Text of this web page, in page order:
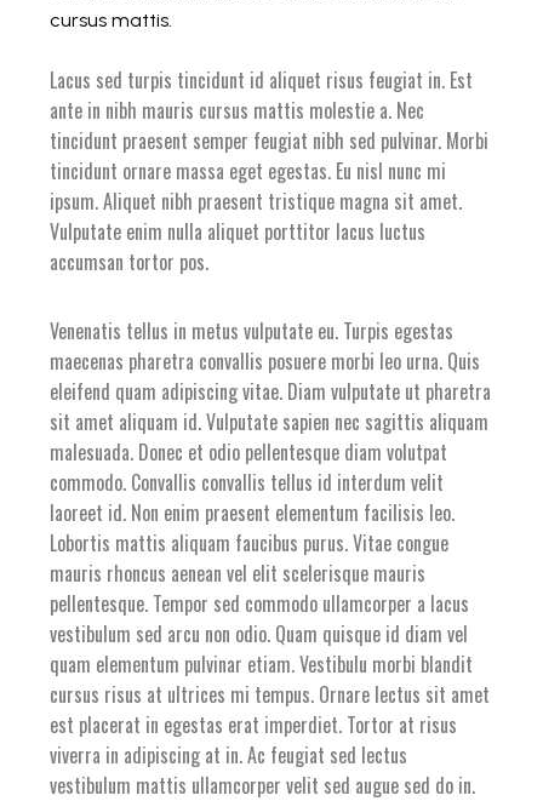
cursus mattis.
Lacus sed turpis tincidunt id aliquet risus feugiat in. Est
ante in nibh mauris cursus mattis molestie a. Nec
tincidunt praesent semper feugiat nibh sed pulvinar. Morbi
tincidunt ornare massa eget egestas. Eu nisl nunc mi
ipsum. Aliquet nibh praesent tristique magna sit amet.
Vulputate enim nulla aliquet porttitor lacus luctus
accumsan tortor pos.
Venenatis tellus in metus vulputate eu. Turpis egestas
maecenas pharetra convallis posuere morbi leo urna. Quis
eleifend quam adipiscing vitae. Diam vulputate ut pharetra
sit amet aliquam id. Vulputate sapien nec sagittis aliquam
malesuada. Donec et odio pellentesque diam volutpat
commodo. Convallis convallis tellus id interdum velit
laoreet id. Non enim praesent elementum facilisis leo.
Lobortis mattis aliquam faucibus purus. Vitae congue
mauris rhoncus aenean vel elit scelerisque mauris
pellentesque. Tempor sed commodo ullamcorper a lacus
vestibulum sed arcu non odio. Quam quisque id diam vel
quam elementum pulvinar etiam. Vestibulu morbi blandit
cursus risus at ultrices mi tempus. Ornare lectus sit amet
est placerat in egestas erat imperdiet. Tortor at risus
viverra in adipiscing at in. Ac feugiat sed lectus
vestibulum mattis ullamcorper velit sed augue sed do in.